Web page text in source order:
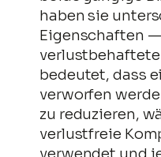
haben sie
Eigenschaften
bedeutet, dass
verworfen
zu reduzieren,
verlustfreie